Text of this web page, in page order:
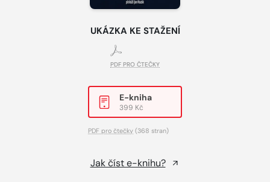
UKÁZKA KE STAŽENÍ
PDF PRO ČTEČKY
E-kniha
399 Kč
PDF pro čtečky (368 stran)
Jak číst e-knihu?